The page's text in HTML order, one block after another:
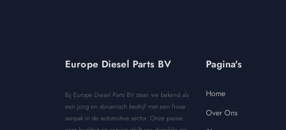
Europe Diesel Parts BV
Bij Europe Diesel Parts BV staan we bekend als
een jong en dynamisch bedrijf met een frisse
aanpak in de automotive sector. Onze passie
Pagina's
Home
Over Ons